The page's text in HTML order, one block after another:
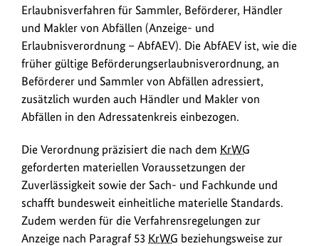
Erlaubnisverfahren für Sammler, Beförderer, Händler
und Makler von Abfällen (Anzeige- und
Erlaubnisverordnung – AbfAEV). Die AbfAEV ist, wie die
früher gültige Beförderungserlaubnisverordnung, an
Beförderer und Sammler von Abfällen adressiert,
zusätzlich wurden auch Händler und Makler von
Abfällen in den Adressatenkreis einbezogen.
Die Verordnung präzisiert die nach dem KrWG
geforderten materiellen Voraussetzungen der
Zuverlässigkeit sowie der Sach- und Fachkunde und
schafft bundesweit einheitliche materielle Standards.
Zudem werden für die Verfahrensregelungen zur
Anzeige nach Paragraf 53 KrWG beziehungsweise zur